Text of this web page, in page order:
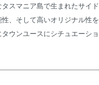
スマニア島で生まれたサイド
、そして高いオリジナル性
ウンユースにシチュエーショ